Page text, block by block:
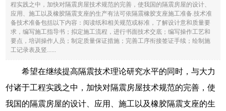
程实践之中，加快对隔震房屋技术规范的完善，使我国的隔震房屋的设计、
应用、施工以及橡胶隔震支座的生产有法可依隔震橡胶支座施工准备.技术准
备技术准备包括以下内容：阅读纸和相关规范或标准，了解设计意和质量要
求，编写施工指导书；拟定施工流程，进行书面技术交底；编写操作工艺和
要点，培训操作人员；制定质量保证措施；完善工序衔接签证手续；绘制施
工记录表及竖......
希望在继续提高隔震技术理论研究水平的同时，与大力
付诸于工程实践之中，加快对隔震房屋技术规范的完善，使
我国的隔震房屋的设计、应用、施工以及橡胶隔震支座的生